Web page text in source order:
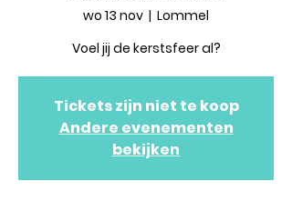
wo 13 nov
  |
Lommel
Voel jij de kerstsfeer al?
Tickets zijn niet te koop
Andere evenementen
bekijken